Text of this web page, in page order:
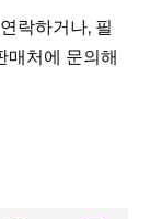
락하거나, 필
매처에 문의해